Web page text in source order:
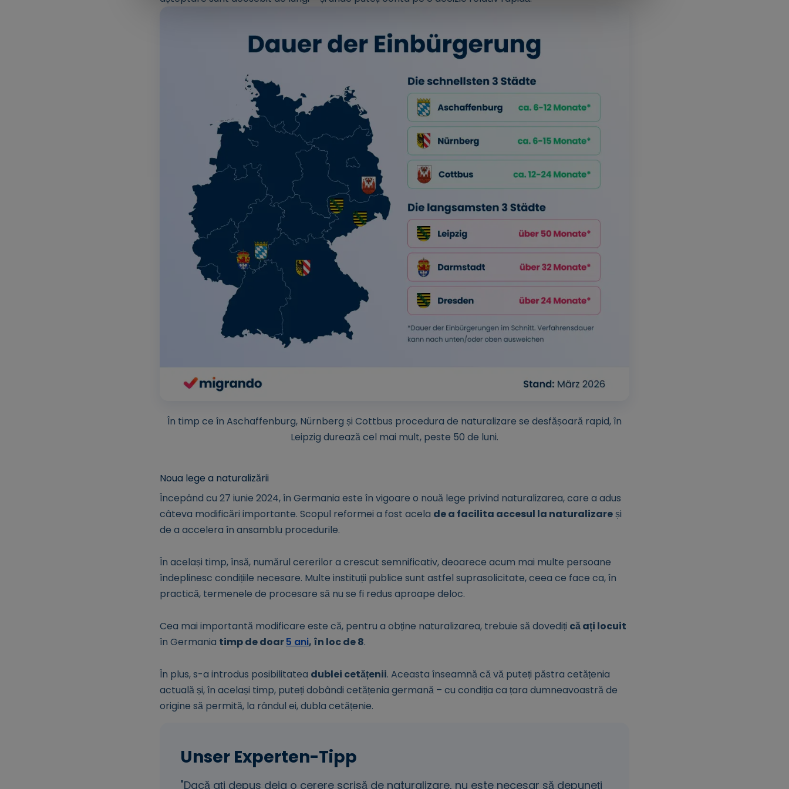
În timp ce în Aschaffenburg, Nürnberg și Cottbus procedura de naturalizare se desfășoară rapid, în
Leipzig durează cel mai mult, peste 50 de luni.
Noua lege a naturalizării
Începând cu 27 iunie 2024, în Germania este în vigoare o nouă lege privind naturalizarea, care a adus
câteva modificări importante. Scopul reformei a fost acela de a facilita accesul la naturalizareși
de a accelera în ansamblu procedurile.
În același timp, însă, numărul cererilor a crescut semnificativ, deoarece acum mai multe persoane
îndeplinesc condițiile necesare. Multe instituții publice sunt astfel suprasolicitate, ceea ce face ca, în
practică, termenele de procesare să nu se fi redus aproape deloc.
Cea mai importantă modificare este că, pentru a obține naturalizarea, trebuie să dovediți că ați locuit
în Germania timp de doar5 ani, în loc de 8.
În plus, s-a introdus posibilitatea dublei cetățenii. Aceasta înseamnă că vă puteți păstra cetățenia
actuală și, în același timp, puteți dobândi cetățenia germană – cu condiția ca țara dumneavoastră de
origine să permită, la rândul ei, dubla cetățenie.
"Dacă ați depus deja o cerere scrisă de naturalizare, nu este necesar să depuneți